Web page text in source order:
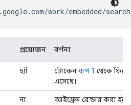
প্রয়োজন বর্ণনা
হ্যাঁ টোকেনধাপ 1 থেকে ফিরে
এসেছে।
না
আইফ্রেম রেন্ডার করা হলে